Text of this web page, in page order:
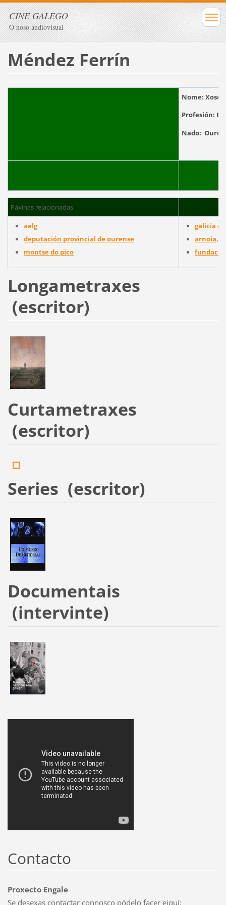
CINE GALEGO
O noso audiovisual
Méndez Ferrín
Nome: Xosé
Profesión:
Nado:
Páxinas relacionadas
aelg
deputación provincial de ourense
montse do pico
galicia
arnoia,
Longametraxes
(escritor)
Curtametraxes
(escritor)
Series (escritor)
Documentais
(intervinte)
Contacto
Proxecto Engale
Se desexas contactar connosco pódelo facer eiquí: